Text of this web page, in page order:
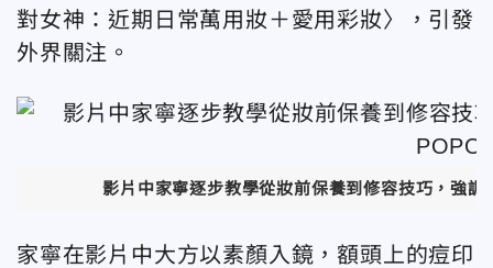
對女神：近期日常萬用妝＋愛用彩妝〉，引發
外界關注。
影片中家寧逐步教學從妝前保養到修容技巧，強
家寧在影片中大方以素顏入鏡，額頭上的痘印